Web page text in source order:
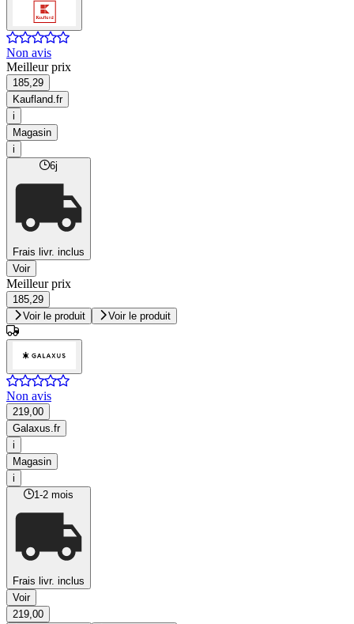
Non avis
Meilleur prix
185,29
Kaufland.fr
i
Magasin
i
6j
Frais livr. inclus
Voir
Meilleur prix
185,29
Voir le produit
Voir le produit
Non avis
219,00
Galaxus.fr
i
Magasin
i
1-2 mois
Frais livr. inclus
Voir
219,00